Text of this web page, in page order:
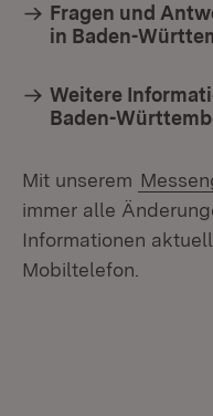
Fragen und
in Baden-
Weitere
Baden-
Mit unserem
immer alle
Informationen
Mobiltelefon.